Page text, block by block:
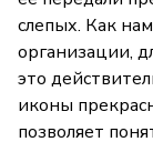
слепых. Как
организации,
это
иконы
позволяет